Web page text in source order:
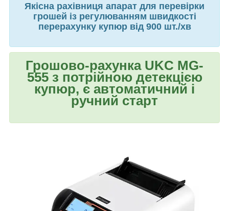
Якісна рахівниця апарат для перевірки
грошей із регулюванням швидкості
перерахунку купюр від 900 шт./хв
Грошово-рахунка UKC MG-
555 з потрійною детекцією
купюр, є автоматичний і
ручний старт